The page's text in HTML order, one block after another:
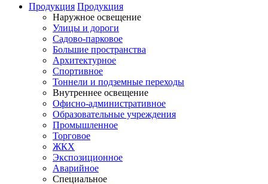
Продукция Продукция
Наружное освещение
Улицы и дороги
Садово-парковое
Большие пространства
Архитектурное
Спортивное
Тоннели и подземные переходы
Внутреннее освещение
Офисно-административное
Образовательные учреждения
Промышленное
Торговое
ЖКХ
Экспозиционное
Аварийное
Специальное